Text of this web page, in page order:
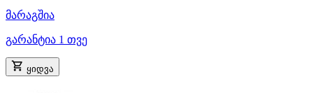
მარაგშია
გარანტია 1 თვე
ყიდვა